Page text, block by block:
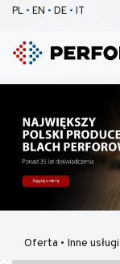
PL • EN • DE • IT
Oferta • Inne